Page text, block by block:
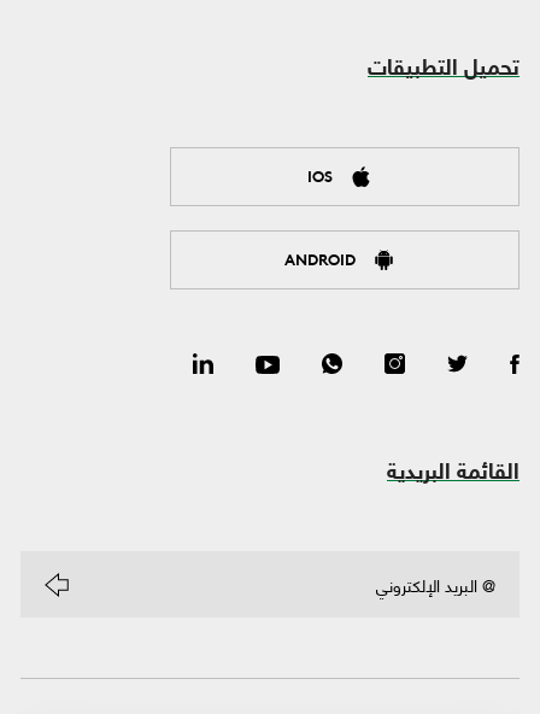
تحميل التطبيقات
IOS
ANDROID
القائمة البريدية